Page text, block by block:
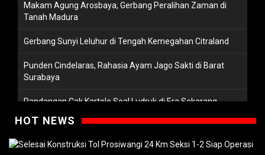
Makam Agung Arosbaya, Gerbang Peralihan Zaman di
Tanah Madura
Gerbang Sunyi Leluhur di Tengah Kemegahan Citraland
Punden Cindelaras, Rahasia Ayam Jago Sakti di Barat
Surabaya
Pandangan Cak Kartolo Soal Ludruk di Era Sekarang
Watugaluh, Ibu Kota yang Terlelap
Candi Pundong, Rahasia Yang Terbawa Banjir Lahar
HOT NEWS